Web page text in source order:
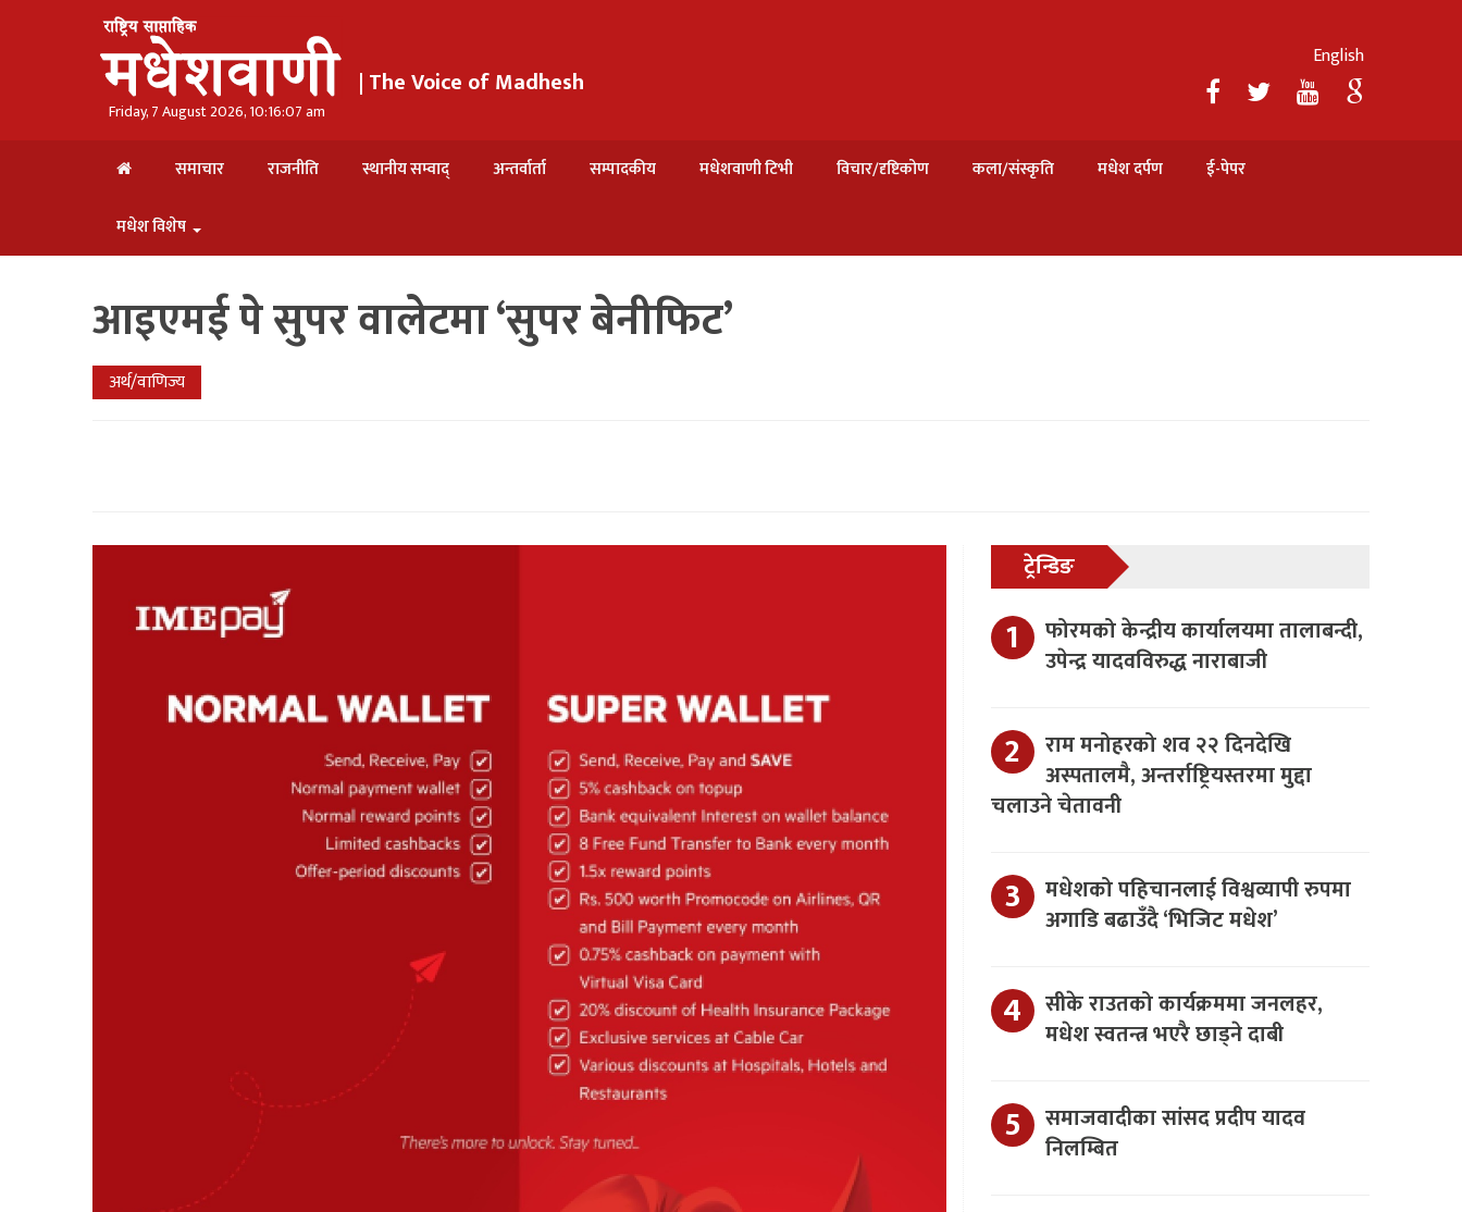
| The Voice of Madhesh
Friday, 7 August 2026, 10:16:08 am
English
समाचार राजनीति स्थानीय सम्वाद् अन्तर्वार्ता सम्पादकीय मधेशवाणी टिभी विचार/दृष्टिकोण कला/संस्कृति मधेश दर्पण ई-पेपर
मधेश विशेष
आइएमई पे सुपर वालेटमा ‘सुपर बेनीफिट’
अर्थ/वाणिज्य
ट्रेन्डिङ
फोरमको केन्द्रीय कार्यालयमा तालाबन्दी,
उपेन्द्र यादवविरुद्ध नाराबाजी
राम मनोहरको शव २२ दिनदेखि
अस्पतालमै, अन्तर्राष्ट्रियस्तरमा मुद्दा
चलाउने चेतावनी
मधेशको पहिचानलाई विश्वव्यापी रुपमा
अगाडि बढाउँदै ‘भिजिट मधेश’
सीके राउतको कार्यक्रममा जनलहर,
मधेश स्वतन्त्र भएरै छाड्ने दाबी
समाजवादीका सांसद प्रदीप यादव
निलम्बित